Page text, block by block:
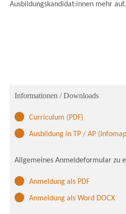
Ausbildungskandidat:innen mehr auf.
Informationen / Downloads
Curriculum (PDF)
Ausbildung in TP / AP
Allgemeines Anmeldeformular zu
Anmeldung als PDF
Anmeldung als Word DOCX